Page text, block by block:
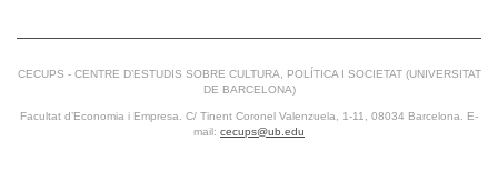
CECUPS - CENTRE D’ESTUDIS SOBRE CULTURA, POLÍTICA I SOCIETAT (UNIVERSITAT
DE BARCELONA)
Facultat d’Economia i Empresa. C/ Tinent Coronel Valenzuela, 1-11, 08034 Barcelona. E-
mail: cecups@ub.edu